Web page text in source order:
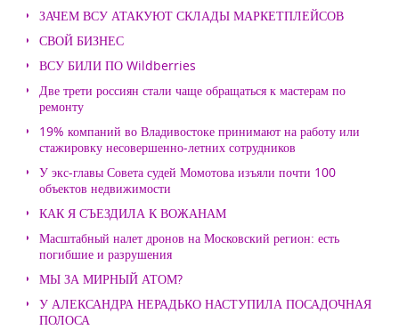
ЗАЧЕМ ВСУ АТАКУЮТ СКЛАДЫ МАРКЕТПЛЕЙСОВ
СВОЙ БИЗНЕС
ВСУ БИЛИ ПО Wildberries
Две трети россиян стали чаще обращаться к мастерам по
ремонту
19% компаний во Владивостоке принимают на работу или
стажировку несовершенно-летних сотрудников
У экс-главы Совета судей Момотова изъяли почти 100
объектов недвижимости
КАК Я СЪЕЗДИЛА К ВОЖАНАМ
Масштабный налет дронов на Московский регион: есть
погибшие и разрушения
МЫ ЗА МИРНЫЙ АТОМ?
У АЛЕКСАНДРА НЕРАДЬКО НАСТУПИЛА ПОСАДОЧНАЯ
ПОЛОСА